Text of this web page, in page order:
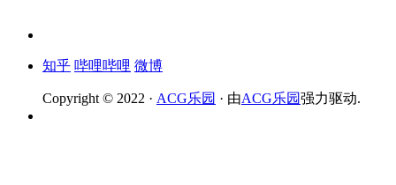
知乎 哔哩哔哩 微博
Copyright © 2022 · ACG乐园 · 由ACG乐园强力驱动.